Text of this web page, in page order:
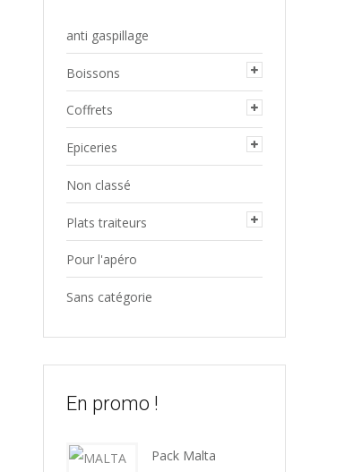
anti gaspillage
Boissons
Coffrets
Epiceries
Non classé
Plats traiteurs
Pour l'apéro
Sans catégorie
En promo !
Pack Malta